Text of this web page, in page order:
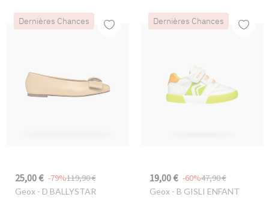
Dernières Chances
25,00 € 119,90 €
-79%
Geox- D BALLYSTAR
Dernières Chances
19,00 € 47,90 €
-60%
Geox- B GISLI ENFANT